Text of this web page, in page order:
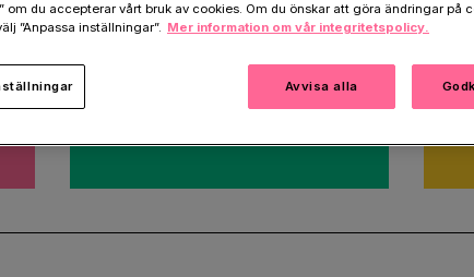
Minnesgåva
om du accepterar vårt bruk av cookies. Om du önskar att göra ändringar på
”Anpassa inställningar”. Mer information om vår integritetspolicy.
Avvisa alla